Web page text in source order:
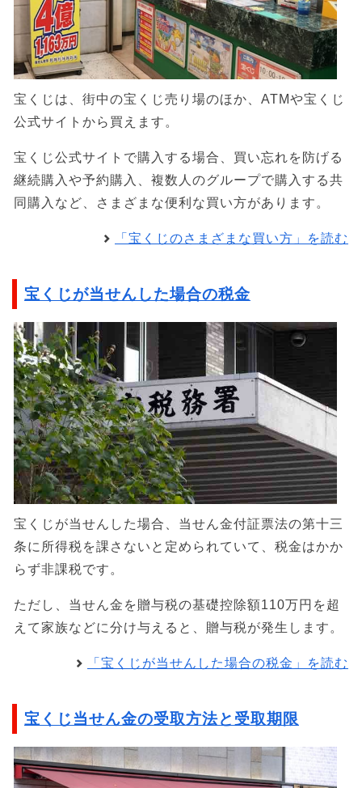
宝くじは、街中の宝くじ売り場のほか、ATMや宝くじ
公式サイトから買えます。
宝くじ公式サイトで購入する場合、買い忘れを防げる
継続購入や予約購入、複数人のグループで購入する共
同購入など、さまざまな便利な買い方があります。
「宝くじのさまざまな買い方」を読む
宝くじが当せんした場合の税金
宝くじが当せんした場合、当せん金付証票法の第十三
条に所得税を課さないと定められていて、税金はかか
らず非課税です。
ただし、当せん金を贈与税の基礎控除額110万円を超
えて家族などに分け与えると、贈与税が発生します。
「宝くじが当せんした場合の税金」を読む
宝くじ当せん金の受取方法と受取期限